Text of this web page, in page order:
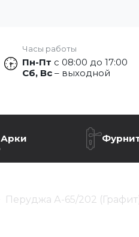
Часы работы
Пн-Пт с 08:00 до 17:00
Сб, Вс – выходной
Арки
Перуджа А-65/202